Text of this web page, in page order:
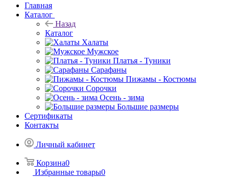
Главная
Каталог
Назад
Каталог
Халаты
Мужское
Платья - Туники
Сарафаны
Пижамы - Костюмы
Сорочки
Oсень - зима
Большие размеры
Сертификаты
Контакты
Личный кабинет
Корзина0
Избранные товары0